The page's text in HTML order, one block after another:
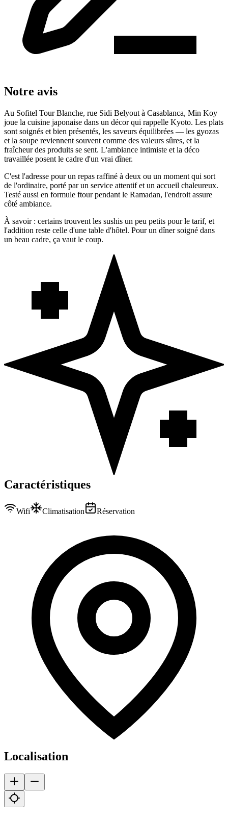
Notre avis
Au Sofitel Tour Blanche, rue Sidi Belyout à Casablanca, Min Koy
joue la cuisine japonaise dans un décor qui rappelle Kyoto. Les plats
sont soignés et bien présentés, les saveurs équilibrées — les gyozas
et la soupe reviennent souvent comme des valeurs sûres, et la
fraîcheur des produits se sent. L'ambiance intimiste et la déco
travaillée posent le cadre d'un vrai dîner.
C'est l'adresse pour un repas raffiné à deux ou un moment qui sort
de l'ordinaire, porté par un service attentif et un accueil chaleureux.
Testé aussi en formule ftour pendant le Ramadan, l'endroit assure
côté ambiance.
À savoir : certains trouvent les sushis un peu petits pour le tarif, et
l'addition reste celle d'une table d'hôtel. Pour un dîner soigné dans
un beau cadre, ça vaut le coup.
Caractéristiques
Wifi Climatisation Réservation
Localisation